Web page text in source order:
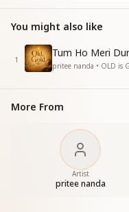
मैं हु एक जगमग मोती जैसे
रिमझिम रिमझिम करती हुई
ऐसी चढ़ी खुमारी
पल पल हुए सुहाने प्रभु याद में
पल पल हुए सुहाने प्रभु याद में
आनंद के एहसास से ऐसी चढ़ी
आनंद के एहसास से ऐसी चढ़ी
__
You might also like
1
Tum Ho Meri
pritee nanda • OLD is
More From
Artist
pritee nanda